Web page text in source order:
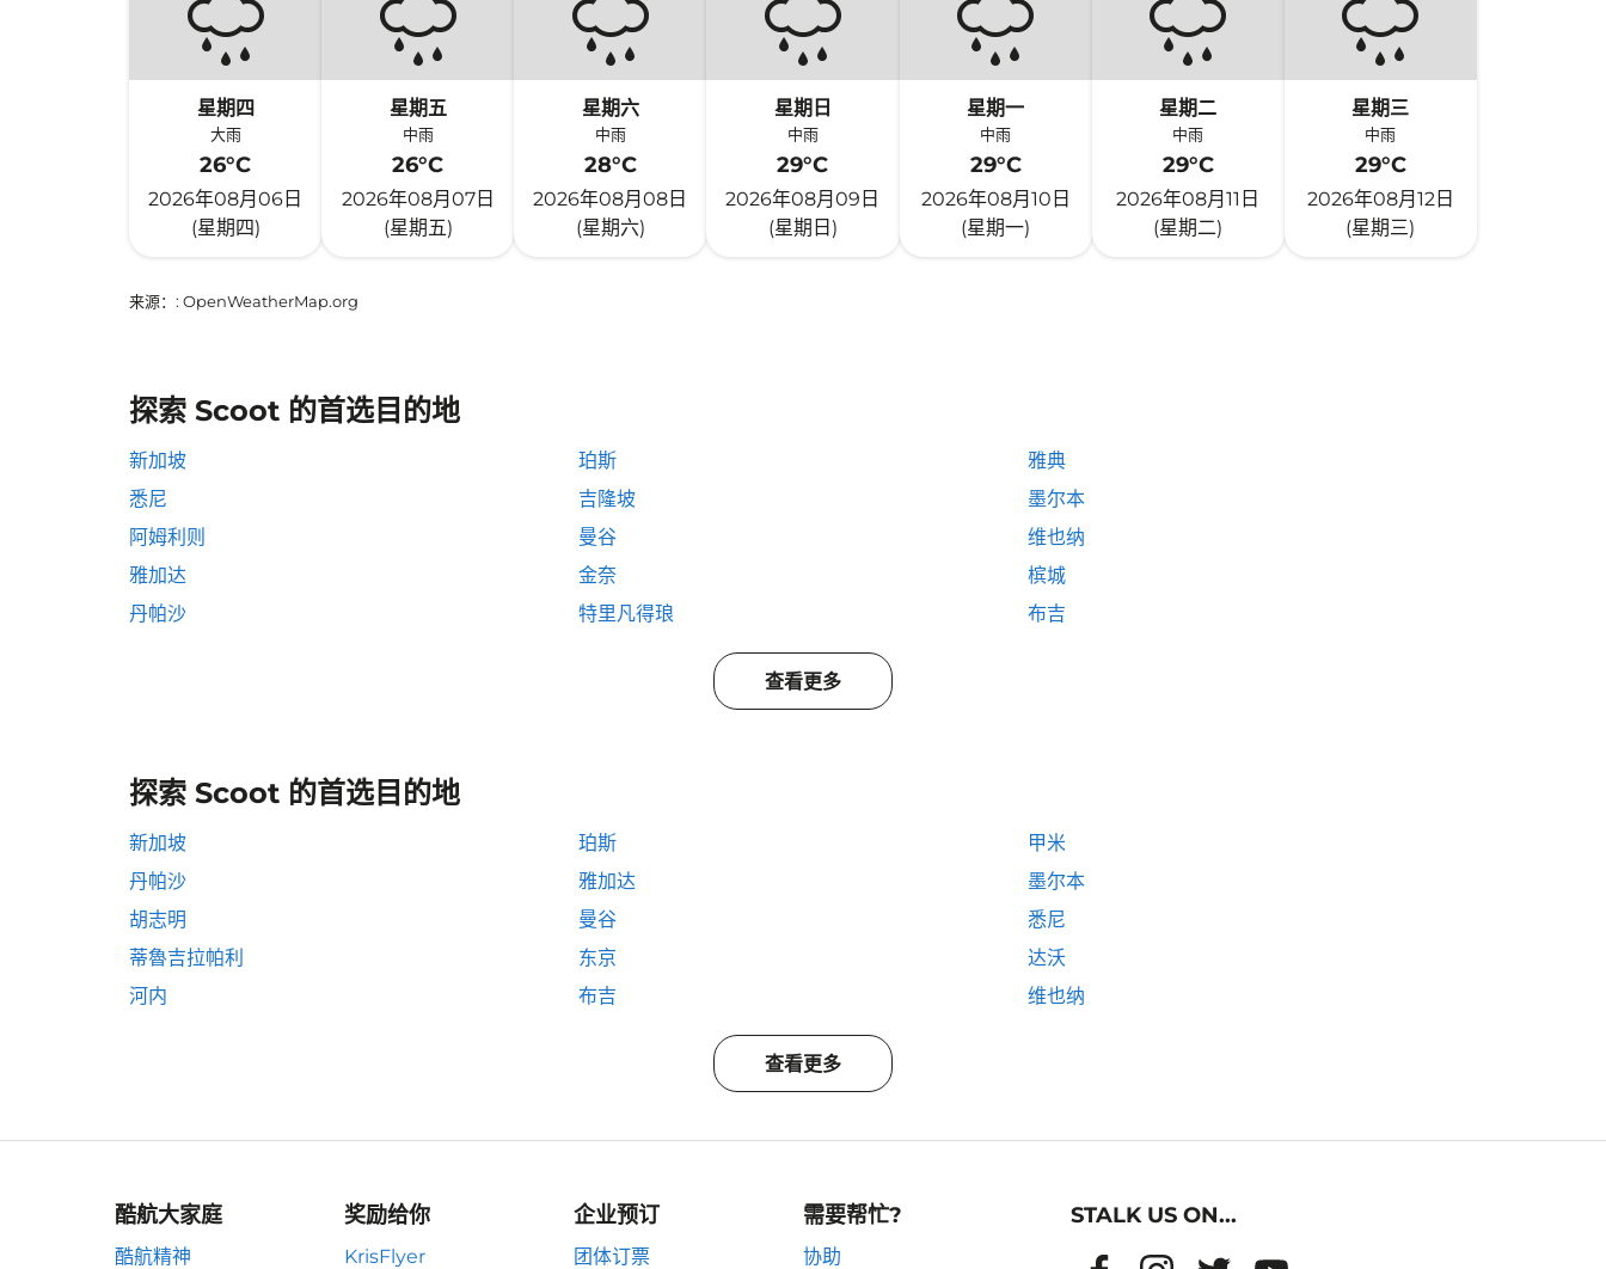
星期四
大雨
26°C
2026年08月06日
(星期四)
星期五
中雨
26°C
2026年08月07日
(星期五)
星期六
中雨
28°C
2026年08月08日
(星期六)
星期日
中雨
29°C
2026年08月09日
(星期日)
星期一
中雨
29°C
2026年08月10日
(星期一)
星期二
中雨
29°C
2026年08月11日
(星期二)
星期三
中雨
29°C
2026年08月12日
(星期三)
来源： : OpenWeatherMap.org
探索 Scoot 的首选目的地
新加坡 珀斯
雅典
悉尼
吉隆坡
墨尔本
阿姆利则
曼谷
维也纳
雅加达
金奈
槟城
丹帕沙
特里凡得琅 布吉
查看更多
探索 Scoot 的首选目的地
新加坡 珀斯
甲米
丹帕沙
雅加达
墨尔本
胡志明
曼谷
悉尼
蒂魯吉拉帕利
东京
达沃
河内
布吉 维也纳
查看更多
酷航大家庭
酷航精神
奖励给你
KrisFlyer
企业预订
团体订票
需要帮忙?
协助
STALK US ON...